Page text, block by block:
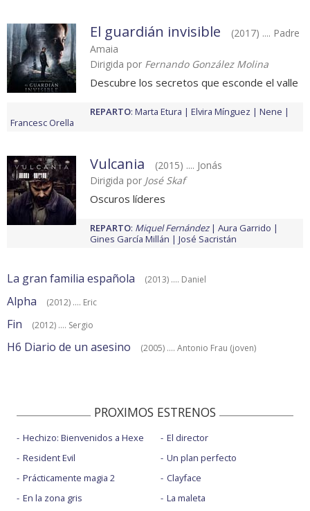
El guardián invisible
(2017) .... Padre
Amaia
Dirigida por Fernando González Molina
Descubre los secretos que esconde el valle
REPARTO: Marta Etura Elvira Mínguez
Nene
Francesc Orella
Vulcania
(2015) .... Jonás
Dirigida por José Skaf
Oscuros líderes
REPARTO: Miquel Fernández
Aura Garrido
Gines García Millán
José Sacristán
La gran familia española (2013) .... Daniel
Alpha (2012) .... Eric
Fin (2012) .... Sergio
H6 Diario de un asesino (2005) .... Antonio Frau (joven)
PROXIMOS ESTRENOS
Hechizo: Bienvenidos a Hexe
Resident Evil
Prácticamente magia 2
En la zona gris
El director
Un plan perfecto
Clayface
La maleta